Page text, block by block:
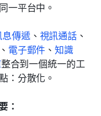
一平台中。
傳遞、 視訊通話 、
、 電子郵件 、知識
整合到一個統一的工
：分散化。
：